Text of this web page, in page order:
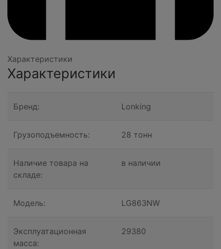
Характеристики
Характеристики
Бренд: Lonking
Грузоподъемность: 28 тонн
Наличие товара на
складе:
в наличии
Модель: LG863NW
Эксплуатационная
масса:
29380